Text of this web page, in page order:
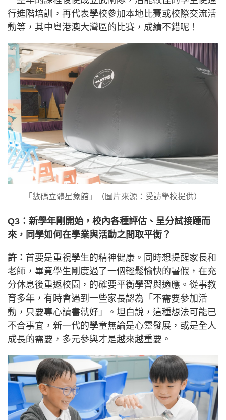
行進階培訓，再代表學校參加本地比賽或校際交流活
動等，其中粵港澳大灣區的比賽，成績不錯呢！
「數碼立體星象館」（圖片來源：受訪學校提供）
Q3：新學年剛開始，校內各種評估、呈分試接踵而
來，同學如何在學業與活動之間取平衡？
許： 首要是重視學生的精神健康。同時想提醒家長和
老師，畢竟學生剛度過了一個輕鬆愉快的暑假，在充
分休息後重返校園，的確要平衡學習與適應。從事教
育多年，有時會遇到一些家長認為「不需要參加活
動，只要專心讀書就好」。坦白說，這種想法可能已
不合事宜，新一代的學童無論是心靈發展，或是全人
成長的需要，多元參與才是越來越重要。